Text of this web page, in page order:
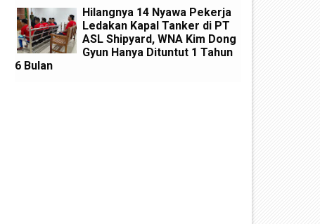
Hilangnya 14 Nyawa Pekerja
Ledakan Kapal Tanker di PT
ASL Shipyard, WNA Kim Dong
Gyun Hanya Dituntut 1 Tahun
6 Bulan